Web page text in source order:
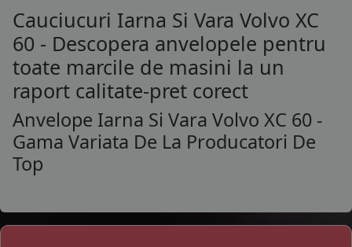
Cauciucuri Iarna Si Vara Volvo XC
60 - Descopera anvelopele pentru
toate marcile de masini la un
raport calitate-pret corect
Anvelope Iarna Si Vara Volvo XC 60 -
Gama Variata De La Producatori De
Top